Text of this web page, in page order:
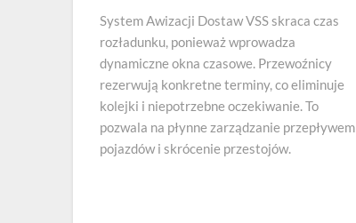
System Awizacji Dostaw VSS skraca czas
rozładunku, ponieważ wprowadza
dynamiczne okna czasowe. Przewoźnicy
rezerwują konkretne terminy, co eliminuje
kolejki i niepotrzebne oczekiwanie. To
pozwala na płynne zarządzanie przepływem
pojazdów i skrócenie przestojów.